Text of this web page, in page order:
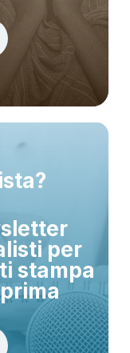
per
stampa